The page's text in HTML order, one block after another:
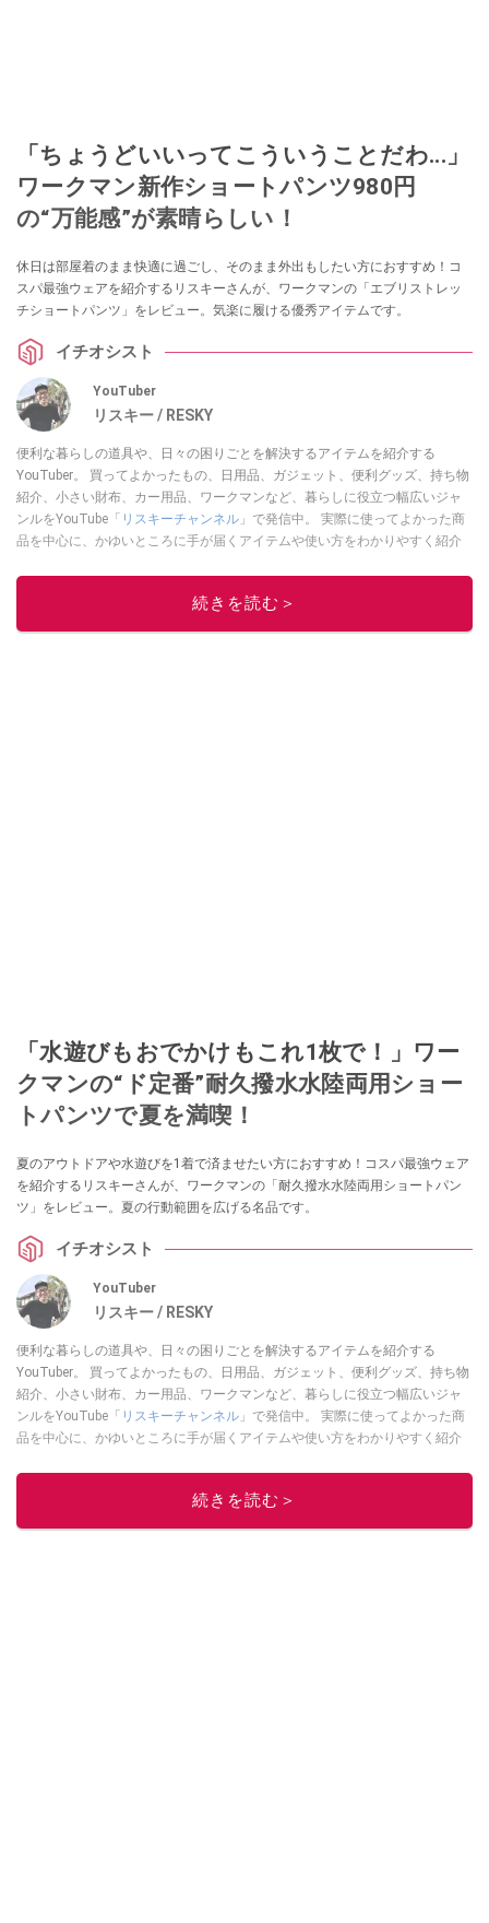
「ちょうどいいってこういうことだわ...」
ワークマン新作ショートパンツ980円
の“万能感”が素晴らしい！
休日は部屋着のまま快適に過ごし、そのまま外出もしたい方におすすめ！コ
スパ最強ウェアを紹介するリスキーさんが、ワークマンの「エブリストレッ
チショートパンツ」をレビュー。気楽に履ける優秀アイテムです。
イチオシスト
YouTuber
リスキー / RESKY
便利な暮らしの道具や、日々の困りごとを解決するアイテムを紹介する
YouTuber。 買ってよかったもの、日用品、ガジェット、便利グッズ、持ち物
紹介、小さい財布、カー用品、ワークマンなど、暮らしに役立つ幅広いジャ
ンルをYouTube「 リスキーチャンネル 」で発信中。 実際に使ってよかった商
品を中心に、かゆいところに手が届くアイテムや使い方をわかりやすく紹介
このイチオシストの他の記事を読む
続きを読む＞
「水遊びもおでかけもこれ1枚で！」ワー
クマンの“ド定番”耐久撥水水陸両用ショー
トパンツで夏を満喫！
夏のアウトドアや水遊びを1着で済ませたい方におすすめ！コスパ最強ウェア
を紹介するリスキーさんが、ワークマンの「耐久撥水水陸両用ショートパン
ツ」をレビュー。夏の行動範囲を広げる名品です。
イチオシスト
YouTuber
リスキー / RESKY
便利な暮らしの道具や、日々の困りごとを解決するアイテムを紹介する
YouTuber。 買ってよかったもの、日用品、ガジェット、便利グッズ、持ち物
紹介、小さい財布、カー用品、ワークマンなど、暮らしに役立つ幅広いジャ
ンルをYouTube「 リスキーチャンネル 」で発信中。 実際に使ってよかった商
品を中心に、かゆいところに手が届くアイテムや使い方をわかりやすく紹介
このイチオシストの他の記事を読む
続きを読む＞